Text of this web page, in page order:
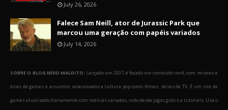
July 26, 2026
Falece Sam Neill, ator de Jurassic Park que
marcou uma geração com papéis variados
July 14, 2026
SOBRE O BLOG NERD MALDITO: Lançado em 2007, é focado em conteúdo nerd, com reviews e
dicas de games e assuntos relacionados a cultura pop como filmes, séries de TV. É um site de
games atualizado diariamente com notícias variadas, indo desde jogos grátis a tutoriais. Usa o